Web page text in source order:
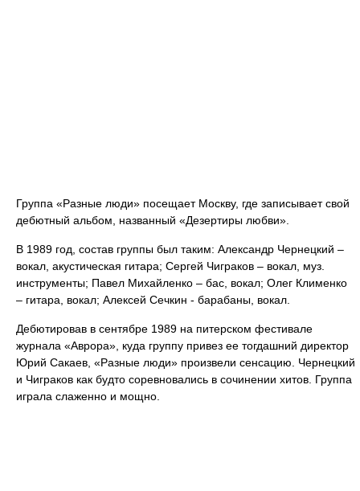
Группа «Разные люди» посещает Москву, где записывает свой
дебютный альбом, названный «Дезертиры любви».
В 1989 год, состав группы был таким: Александр Чернецкий –
вокал, акустическая гитара; Сергей Чиграков – вокал, муз.
инструменты; Павел Михайленко – бас, вокал; Олег Клименко
– гитара, вокал; Алексей Сечкин - барабаны, вокал.
Дебютировав в сентябре 1989 на питерском фестивале
журнала «Аврора», куда группу привез ее тогдашний директор
Юрий Сакаев, «Разные люди» произвели сенсацию. Чернецкий
и Чиграков как будто соревновались в сочинении хитов. Группа
играла слаженно и мощно.